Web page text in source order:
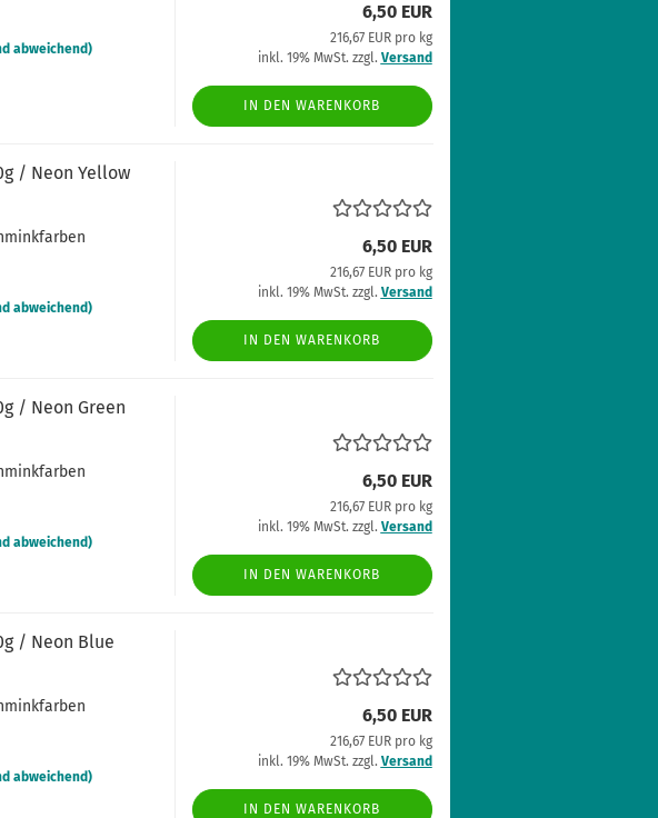
abweichend)
6,50 EUR
216,67 EUR pro kg
inkl. 19% MwSt. zzgl. Versand
IN DEN WARENKORB
/ Neon Yellow
abweichend)
6,50 EUR
216,67 EUR pro kg
inkl. 19% MwSt. zzgl. Versand
IN DEN WARENKORB
/ Neon Green
abweichend)
6,50 EUR
216,67 EUR pro kg
inkl. 19% MwSt. zzgl. Versand
IN DEN WARENKORB
/ Neon Blue
abweichend)
6,50 EUR
216,67 EUR pro kg
inkl. 19% MwSt. zzgl. Versand
IN DEN WARENKORB